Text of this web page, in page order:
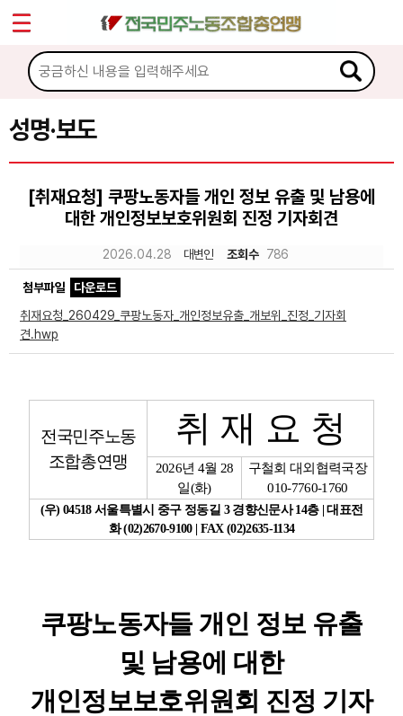
성명·보도
[취재요청] 쿠팡노동자들 개인 정보 유출 및 남용에
대한 개인정보보호위원회 진정 기자회견
2026.04.28 대변인 조회수 786
첨부파일
다운로드
취재요청_260429_쿠팡노동자_개인정보유출_개보위_진정_기자회
견.hwp
전국민주노동
조합총연맹
취 재 요 청
2026년 4월 28
일(화)
구철회 대외협력국장
010-7760-1760
(우) 04518서울특별시 중구 정동길 3 경향신문사14층 |대표전
화(02)2670-9100 | FAX (02)2635-1134
쿠팡노동자들 개인 정보 유출
및 남용에 대한
개인정보보호위원회 진정 기자
마이페이지
소개
소식
공지사항
성명·보도
노동상담
자료
업무
Sketchbook5, 스케치북5
Sketchbook5, 스케치북5